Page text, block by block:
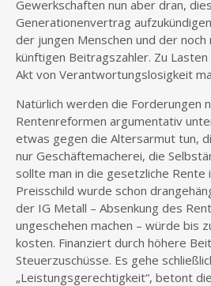
Gewerkschaften nun aber dran,
Generationenvertrag
der jungen Menschen und der
künftigen Beitragszahler. Zu
Akt von Verantwortungslosigkeit
Natürlich werden die Forderungen
Rentenreformen argumentativ
etwas gegen die Altersarmut tun,
nur Geschäftemacherei, die
sollte man in die gesetzliche Rente
Preisschild wurde schon
der IG Metall – Absenkung des
ungeschehen machen – würde bis
kosten. Finanziert durch höhere
Steuerzuschüsse. Es gehe
„Leistungsgerechtigkeit“, betont